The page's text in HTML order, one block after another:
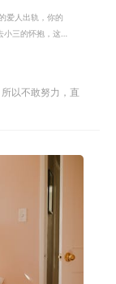
爱人出轨，你的
小三的怀抱，这
以不敢努力，直